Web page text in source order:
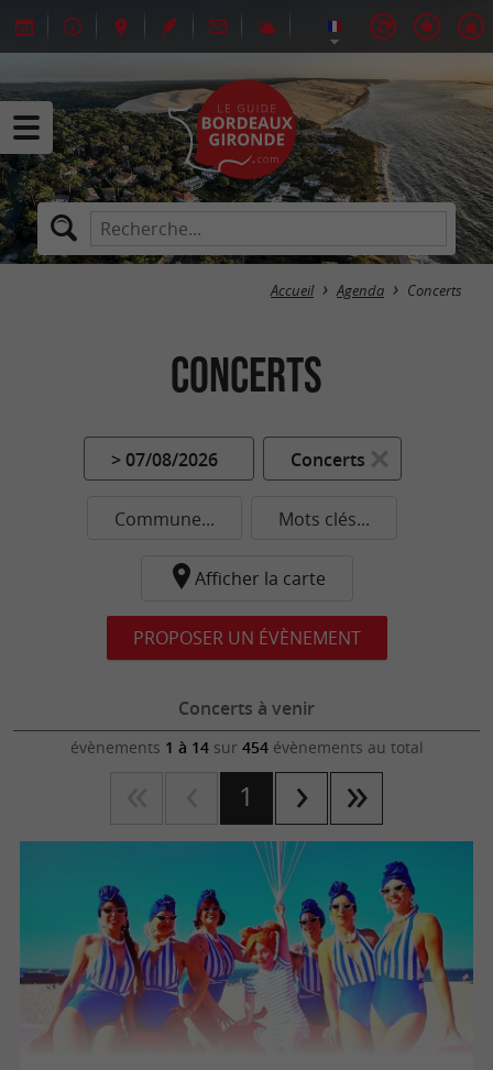
Accueil Agenda Concerts
Concerts
> 07/08/2026 Concerts
Commune... Mots clés...
Afficher la carte
PROPOSER UN ÉVÈNEMENT
Concerts à venir
évènements 1 à 14sur 454évènements au total
1